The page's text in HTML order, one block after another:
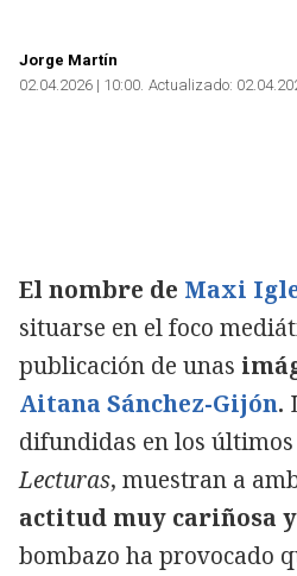
Jorge Martín
02.04.2026 | 10:00 Actualizado:
El nombre de Maxi
situarse en el foco
publicación de unas
Aitana Sánchez-Gijón.
difundidas en los
Lecturas, muestran a
actitud muy cariñosa y
bombazo ha provocado